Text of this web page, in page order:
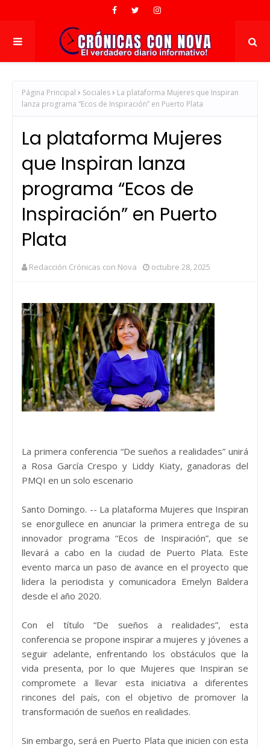
Página Principal Sociales
La plataforma Mujeres que Inspiran
lanza programa “Ecos de Inspiración” en Puerto Plata
La plataforma Mujeres
que Inspiran lanza
programa “Ecos de
Inspiración” en Puerto
Plata
Redacción Crónicas con Nova octubre 28, 2025
La primera conferencia “De sueños a realidades” unirá
a Rosa García Crespo y Liddy Kiaty, ganadoras del
PMQI en un solo escenario
Santo Domingo. -- La plataforma Mujeres que Inspiran
se enorgullece en anunciar la primera entrega de su
innovador programa “Ecos de Inspiración”, que se
llevará a cabo en la ciudad de Puerto Plata. Este
evento marca un paso de avance en el proyecto que
lidera la periodista y comunicadora Emelyn Baldera
desde el año 2020.
Con el título “De sueños a realidades”, esta
conferencia se propone inspirar a mujeres y jóvenes a
seguir adelante, enfrentando los obstáculos que la
vida presenta, por lo que Mujeres que Inspiran se
compromete a llevar esta iniciativa a diferentes
rincones del país, con el objetivo de promover la
transformación de sueños en realidades.
Sin embargo, será en Puerto Plata que inicien con esta